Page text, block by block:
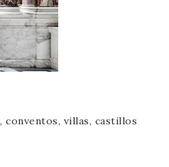
conventos, villas, castillos